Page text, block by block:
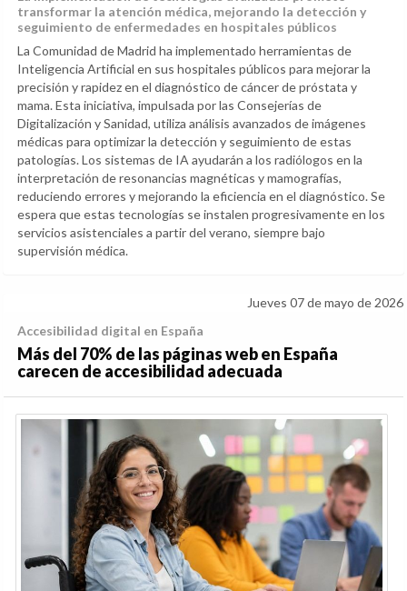
transformar la atención médica, mejorando la detección y
seguimiento de enfermedades en hospitales públicos
La Comunidad de Madrid ha implementado herramientas de
Inteligencia Artificial en sus hospitales públicos para mejorar la
precisión y rapidez en el diagnóstico de cáncer de próstata y
mama. Esta iniciativa, impulsada por las Consejerías de
Digitalización y Sanidad, utiliza análisis avanzados de imágenes
médicas para optimizar la detección y seguimiento de estas
patologías. Los sistemas de IA ayudarán a los radiólogos en la
interpretación de resonancias magnéticas y mamografías,
reduciendo errores y mejorando la eficiencia en el diagnóstico. Se
espera que estas tecnologías se instalen progresivamente en los
servicios asistenciales a partir del verano, siempre bajo
supervisión médica.
Jueves 07 de mayo de 2026
Accesibilidad digital en España
Más del 70% de las páginas web en España
carecen de accesibilidad adecuada